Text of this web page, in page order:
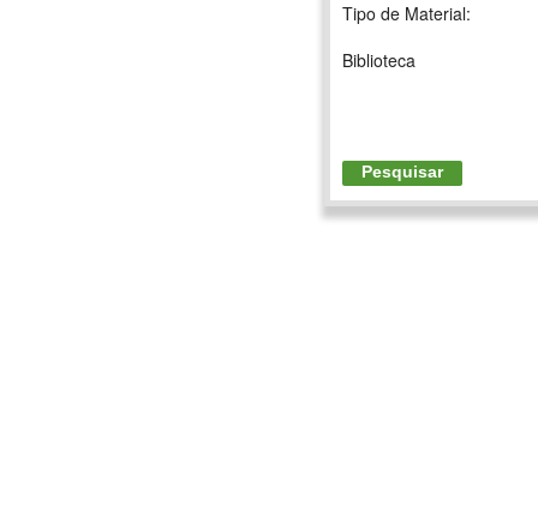
Tipo de Material:
Biblioteca
Pesquisar